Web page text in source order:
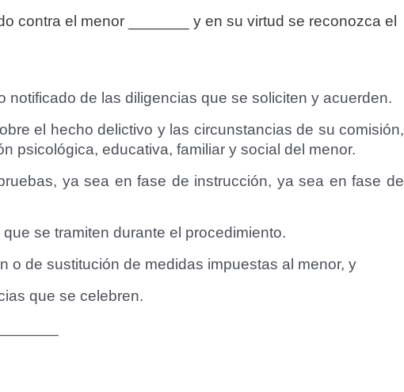
contra el menor _______ y en su virtud se reconozca el
notificado de las diligencias que se soliciten y acuerden.
el hecho delictivo y las circunstancias de su comisión,
psicológica, educativa, familiar y social del menor.
ya sea en fase de instrucción, ya sea en fase de
se tramiten durante el procedimiento.
o de sustitución de medidas impuestas al menor, y
que se celebren.